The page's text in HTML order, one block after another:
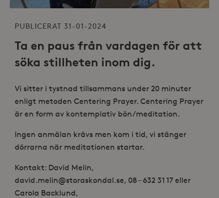
PUBLICERAT 31-01-2024
Ta en paus från vardagen för att
söka stillheten inom dig.
Vi sitter i tystnad tillsammans under 20 minuter
enligt metoden Centering Prayer. Centering Prayer
är en form av kontemplativ bön/meditation.
Ingen anmälan krävs men kom i tid, vi stänger
dörrarna när meditationen startar.
Kontakt: David Melin,
david.melin@storaskondal.se, 08 – 632 31 17 eller
Carola Backlund,